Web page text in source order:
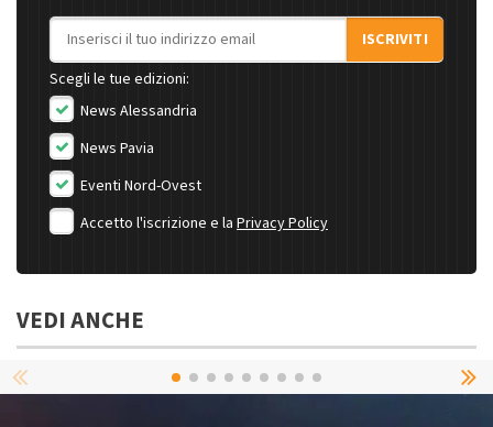
Indirizzo email
ISCRIVITI
Scegli le tue edizioni:
News Alessandria
News Pavia
Eventi Nord-Ovest
Accetto l'iscrizione e la Privacy Policy
VEDI ANCHE